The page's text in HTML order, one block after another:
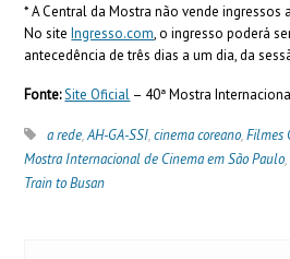
* A Central da Mostra não vende ingressos
No siteIngresso.com, o ingresso poderá
antecedência de três dias a um dia, da
Fonte:Site Oficial – 40ª Mostra
a rede,AH-GA-SSI,cinema coreano,Filmes
Mostra Internacional de Cinema em São Paulo,
Train to Busan